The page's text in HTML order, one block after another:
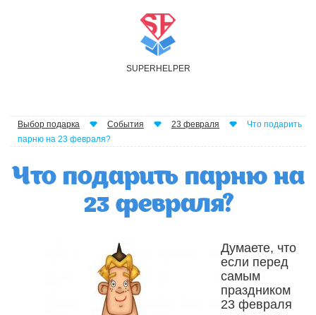
SUPER H ELPER
Выбор подарка События 23 февраля
Что подарить
парню на 23 февраля?
Что подарить парню на
23 февраля?
Думаете, что
если перед
самым
праздником
23 февраля